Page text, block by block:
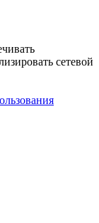
сетевой